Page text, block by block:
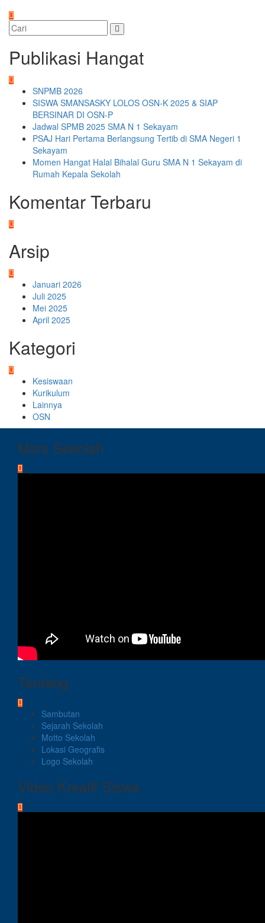
Publikasi Hangat
SNPMB 2026
SISWA SMANSASKY LOLOS OSN-K 2025 & SIAP
BERSINAR DI OSN-P
Jadwal SPMB 2025 SMA N 1 Sekayam
PSAJ Hari Pertama Berlangsung Tertib di SMA Negeri 1
Sekayam
Momen Hangat Halal Bihalal Guru SMA N 1 Sekayam di
Rumah Kepala Sekolah
Komentar Terbaru
Arsip
Januari 2026
Juli 2025
Mei 2025
April 2025
Kategori
Kesiswaan
Kurikulum
Lainnya
OSN
Mars Sekolah
Tentang
Sambutan
Sejarah Sekolah
Motto Sekolah
Lokasi Geografis
Logo Sekolah
Video Kreatif Siswa